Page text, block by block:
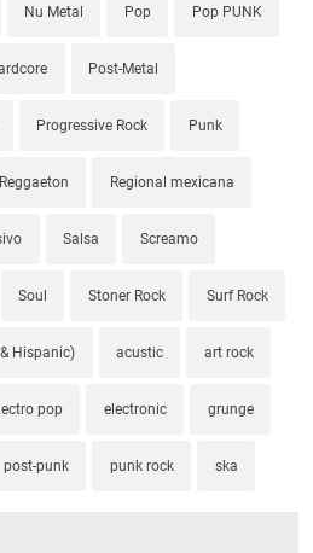
Nu Metal Pop Pop PUNK
Post-Metal
Progressive Rock Punk
Reggaeton Regional mexicana
Salsa Screamo
Soul Stoner Rock Surf Rock
Hispanic) acustic art rock
pop electronic grunge
post-punk punk rock ska